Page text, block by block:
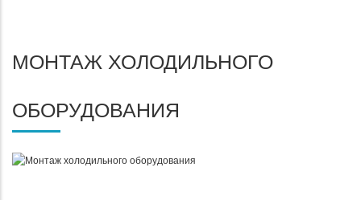
МОНТАЖ ХОЛОДИЛЬНОГО
ОБОРУДОВАНИЯ